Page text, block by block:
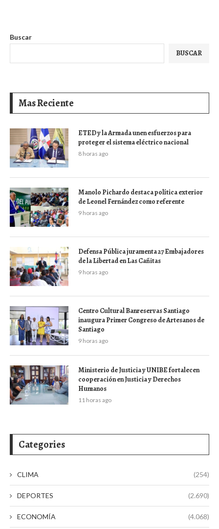
Buscar
BUSCAR
Mas Reciente
ETED y la Armada unen esfuerzos para
proteger el sistema eléctrico nacional
8 horas ago
Manolo Pichardo destaca política exterior
de Leonel Fernández como referente
9 horas ago
Defensa Pública juramenta 27 Embajadores
de la Libertad en Las Cañitas
9 horas ago
Centro Cultural Banreservas Santiago
inaugura Primer Congreso de Artesanos de
Santiago
9 horas ago
Ministerio de Justicia y UNIBE fortalecen
cooperación en Justicia y Derechos
Humanos
11 horas ago
Categories
CLIMA (254)
DEPORTES (2.690)
ECONOMÍA (4.068)